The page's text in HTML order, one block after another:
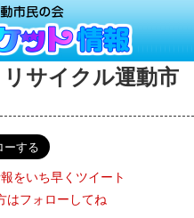
サイクル運動市
をいち早くツイート
はフォローしてね